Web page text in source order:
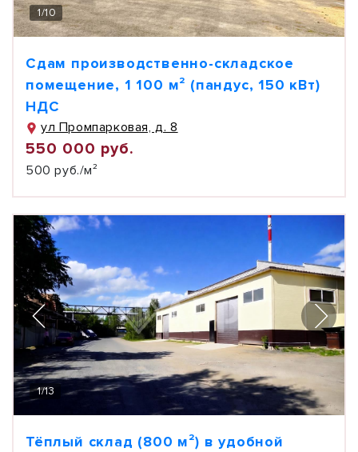
1/10
Сдам производственно-складское
помещение, 1 100 м² (пандус, 150 кВт)
НДС
ул Промпарковая, д. 8
550 000 руб.
500 руб./м²
1/13
Тёплый склад (800 м²) в удобной